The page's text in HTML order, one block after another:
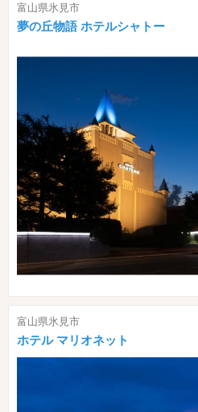
富山県氷見市
夢の丘物語 ホテルシャトー
富山県氷見市
ホテル マリオネット